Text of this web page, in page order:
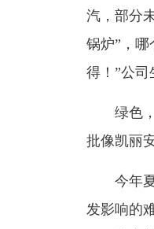
汽，部分
锅炉”，
得！”公司
绿色，
批像凯丽
今年夏
发影响的